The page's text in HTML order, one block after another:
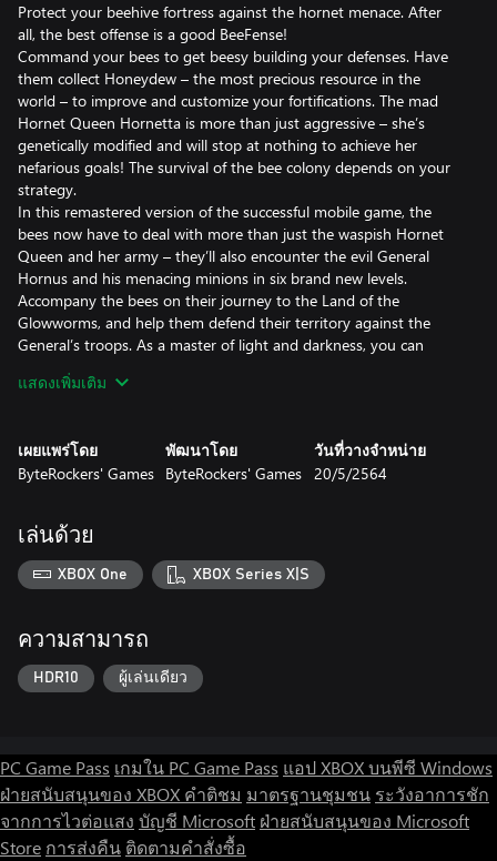
Protect your beehive fortress against the hornet menace. After
all, the best offense is a good BeeFense!
Command your bees to get beesy building your defenses. Have
them collect Honeydew – the most precious resource in the
world – to improve and customize your fortifications. The mad
Hornet Queen Hornetta is more than just aggressive – she’s
genetically modified and will stop at nothing to achieve her
nefarious goals! The survival of the bee colony depends on your
strategy.
In this remastered version of the successful mobile game, the
bees now have to deal with more than just the waspish Hornet
Queen and her army – they’ll also encounter the evil General
Hornus and his menacing minions in six brand new levels.
Accompany the bees on their journey to the Land of the
Glowworms, and help them defend their territory against the
General’s troops. As a master of light and darkness, you can
invaders by adding glow ammo and other useful skills.
now experience all the models and textures in full HD and with
entirely new lighting. To top it all off, the new animation makes
Plunge into numerous battles with your army, plan the
construction of your defenses, and protect your colony on the
long, dangerous journey to a distant land.
defense game, we are attempting to raise awareness of one of
protect the bees, particularly from the dangers we pose to them
แสดงเพิ่มเติม
เผยแพร่โดย
ByteRockers' Games
พัฒนาโดย
ByteRockers' Games
วันที่วางจำหน่าย
20/5/2564
เล่นด้วย
XBOX One XBOX Series X|S
ความสามารถ
HDR10 ผู้เล่นเดียว
PC Game Pass เกมใน PC Game Pass แอป XBOX บนพีซี Windows
ฝ่ายสนับสนุนของ XBOX คำติชม มาตรฐานชุมชน ระวังอาการชัก
จากการไวต่อแสง บัญชี Microsoft ฝ่ายสนับสนุนของ Microsoft
Store การส่งคืน ติดตามคำสั่งซื้อ